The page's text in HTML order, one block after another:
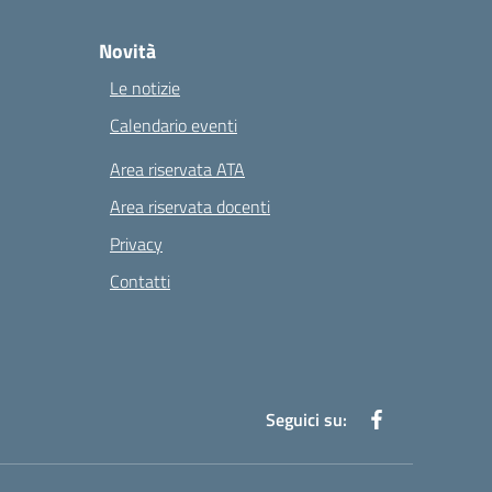
Novità
Le notizie
Calendario eventi
Area riservata ATA
Area riservata docenti
Privacy
Contatti
Seguici su: